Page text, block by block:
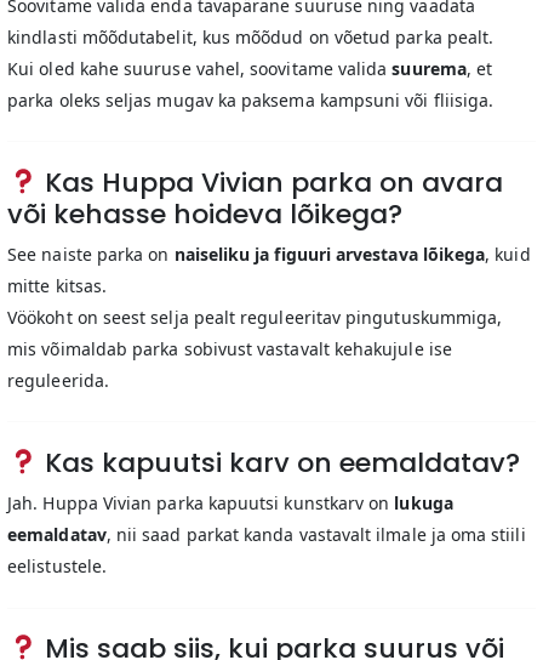
Soovitame valida enda tavapärane suuruse ning vaadata
kindlasti mõõdutabelit, kus mõõdud on võetud parka pealt.
Kui oled kahe suuruse vahel, soovitame validasuurema, et
parka oleks seljas mugav ka paksema kampsuni või fliisiga.
Kas Huppa Vivian parka on avara
või kehasse hoideva lõikega?
See naiste parka on naiseliku ja figuuri arvestava lõikega, kuid
mitte kitsas.
Vöökoht on seest selja pealt reguleeritav pingutuskummiga,
mis võimaldab parka sobivust vastavalt kehakujule ise
reguleerida.
Kas kapuutsi karv on eemaldatav?
Jah. Huppa Vivian parka kapuutsi kunstkarv on lukuga
eemaldatav, nii saad parkat kanda vastavalt ilmale ja oma stiili
eelistustele.
Mis saab siis, kui parka suurus või